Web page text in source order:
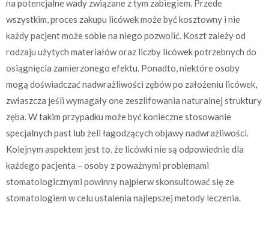
na potencjalne wady związane z tym zabiegiem. Przede
wszystkim, proces zakupu licówek może być kosztowny i nie
każdy pacjent może sobie na niego pozwolić. Koszt zależy od
rodzaju użytych materiałów oraz liczby licówek potrzebnych do
osiągnięcia zamierzonego efektu. Ponadto, niektóre osoby
mogą doświadczać nadwrażliwości zębów po założeniu licówek,
zwłaszcza jeśli wymagały one zeszlifowania naturalnej struktury
zęba. W takim przypadku może być konieczne stosowanie
specjalnych past lub żeli łagodzących objawy nadwrażliwości.
Kolejnym aspektem jest to, że licówki nie są odpowiednie dla
każdego pacjenta – osoby z poważnymi problemami
stomatologicznymi powinny najpierw skonsultować się ze
stomatologiem w celu ustalenia najlepszej metody leczenia.